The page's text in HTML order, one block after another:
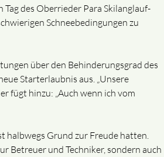
des Oberrieder Para Skilanglauf-
Schneebedingungen zu
über den Behinderungsgrad des
Starterlaubnis aus. „Unsere
fügt hinzu: „Auch wenn ich vom
halbwegs Grund zur Freude hatten.
Betreuer und Techniker, sondern auch